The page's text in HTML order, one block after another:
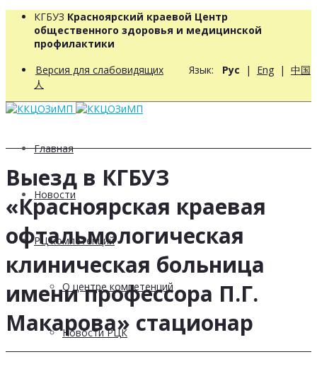
КГБУЗ Красноярский краевой Центр
общественного здоровья и медицинской
профилактики
Версия для слабовидящих Язык: Рус | Eng | 中国
人
Главная
Новости
РЦ компетенций
О центре компетенций
Новости РЦК
Выезд в КГБУЗ
«Красноярская краевая
офтальмологическая
клиническая больница
имени профессора П.Г.
Макарова» cтационар